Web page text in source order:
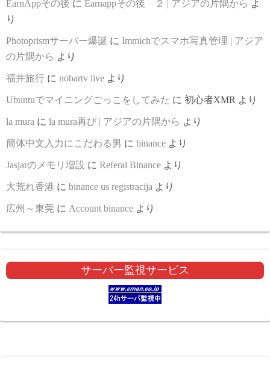
EarnAppその後 に Earnappその後 ２ | アジアの片隅から よ
り
Photoprismサーバー爆誕 に Immichでスマホ写真管理 | アジア
の片隅から より
福井旅行 に nobartv live より
Ubuntuでマイニングごっこをしてみた に 初心者XMR より
la mura に la mura再び | アジアの片隅から より
簡体中文入力にこだわる男 に binance より
Jasjarのメモリ増設 に Referal Binance より
大荒れ香港 に binance us registracija より
広州～東莞 に Account binance より
サーバー監視サービス